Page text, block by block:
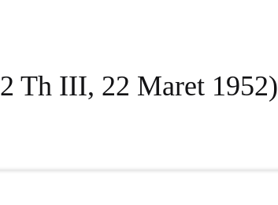
Th III, 22 Maret 1952)